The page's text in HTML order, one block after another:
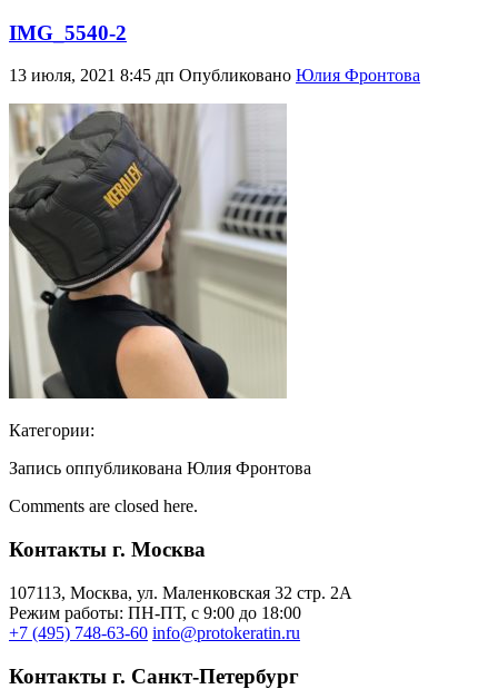
IMG_5540-2
13 июля, 2021 8:45 дп Опубликовано Юлия Фронтова
Категории:
Запись оппубликована Юлия Фронтова
Comments are closed here.
Контакты г. Москва
107113, Moсква, ул. Маленковская 32 стр. 2А
Режим работы: ПН-ПТ, с 9:00 до 18:00
+7 (495) 748-63-60 info@protokeratin.ru
Контакты г. Санкт-Петербург